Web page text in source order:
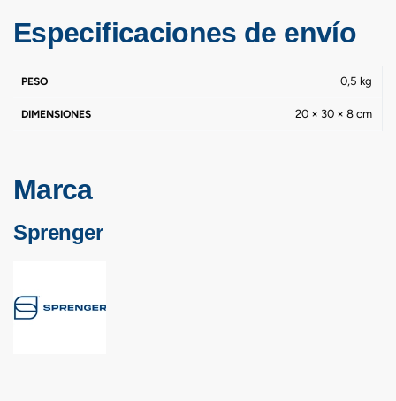
Especificaciones de envío
PESO 0,5 kg
DIMENSIONES 20 × 30 × 8 cm
Marca
Sprenger